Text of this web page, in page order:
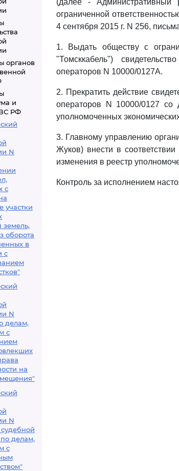
органов
и
РФ
N
с
участки
земель,
оборота
в
с
N
делам,
с
на
N
делам,
с
(далее - Административный
ограниченной
4 сентября 2015 г. N 256,
1. Выдать обществу с
"Томсккабель")
операторов N 10000/0127А.
2. Прекратить действие
операторов N 10000/0127 со
уполномоченных
3. Главному управлению
Жуков) внести в
изменения в реестр
Контроль за исполнением